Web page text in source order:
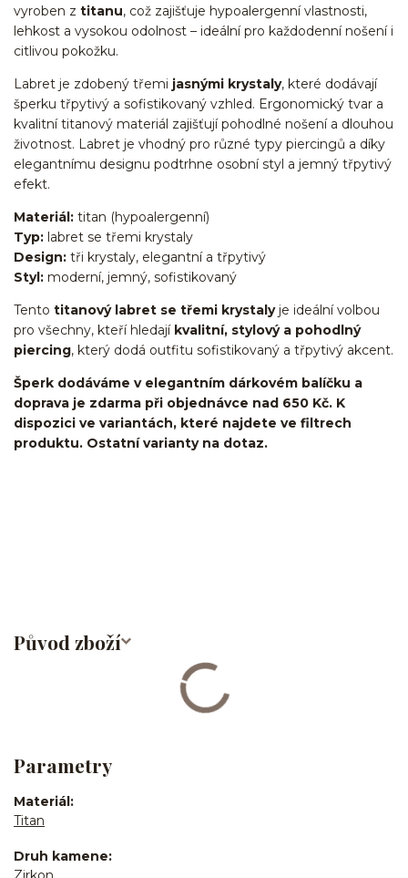
vyroben z titanu, což zajišťuje hypoalergenní vlastnosti,
lehkost a vysokou odolnost – ideální pro každodenní nošení i
citlivou pokožku.
Labret je zdobený třemi jasnými krystaly, které dodávají
šperku třpytivý a sofistikovaný vzhled. Ergonomický tvar a
kvalitní titanový materiál zajišťují pohodlné nošení a dlouhou
životnost. Labret je vhodný pro různé typy piercingů a díky
elegantnímu designu podtrhne osobní styl a jemný třpytivý
efekt.
Materiál: titan (hypoalergenní)
Typ: labret se třemi krystaly
Design: tři krystaly, elegantní a třpytivý
Styl: moderní, jemný, sofistikovaný
Tento titanový labret se třemi krystalyje ideální volbou
pro všechny, kteří hledají kvalitní, stylový a pohodlný
piercing, který dodá outfitu sofistikovaný a třpytivý akcent.
Šperk dodáváme v elegantním dárkovém balíčku a
doprava je zdarma při objednávce nad 650 Kč. K
dispozici ve variantách, které najdete ve filtrech
produktu. Ostatní varianty na dotaz.
Původ zboží
Parametry
Materiál
Titan
Druh kamene